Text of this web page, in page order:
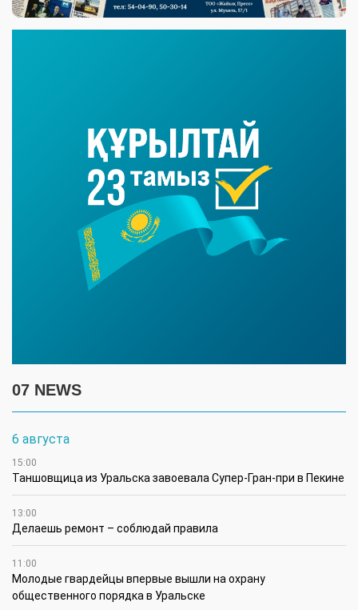
07 NEWS
6 августа
15:00
Таншовщица из Уральска завоевала Супер-Гран-при в Пекине
13:00
Делаешь ремонт – соблюдай правила
11:00
Молодые гвардейцы впервые вышли на охрану
общественного порядка в Уральске